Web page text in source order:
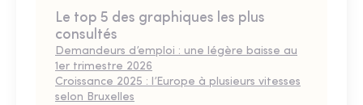
Le top 5 des graphiques les plus
consultés
Demandeurs d’emploi : une légère baisse au
1er trimestre 2026
Croissance 2025 : l’Europe à plusieurs vitesses
selon Bruxelles